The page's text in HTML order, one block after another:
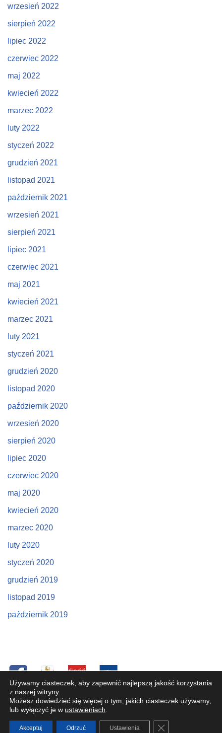
wrzesień 2022
sierpień 2022
lipiec 2022
czerwiec 2022
maj 2022
kwiecień 2022
marzec 2022
luty 2022
styczeń 2022
grudzień 2021
listopad 2021
październik 2021
wrzesień 2021
sierpień 2021
lipiec 2021
czerwiec 2021
maj 2021
kwiecień 2021
marzec 2021
luty 2021
styczeń 2021
grudzień 2020
listopad 2020
październik 2020
wrzesień 2020
sierpień 2020
lipiec 2020
czerwiec 2020
maj 2020
kwiecień 2020
marzec 2020
luty 2020
styczeń 2020
grudzień 2019
listopad 2019
październik 2019
Copyright © 2019 Parafia pw. Św. Józefa Oblubieńca NMP
w Bystrej. Wszelkie prawa zastrzeżone. W przypadku
problemów prosimy o kontakt:admin@bystra-parafia.pl
Używamy ciasteczek, aby zapewnić najlepszą jakość korzystania
z naszej witryny.
Możesz dowiedzieć się więcej o tym, jakich ciasteczek używamy,
lub wyłączyć je w ustawieniach
Akceptuj Odrzuć Ustawienia Zamknij panel